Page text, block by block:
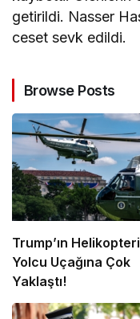
getirildi. Nasser
ceset sevk edildi.
Browse Posts
Trump’ın
Yolcu Uçağına Çok
Yaklaştı!